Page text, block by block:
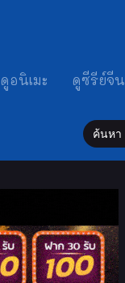
ดูอนิเมะ ดูซีรีย์จีน